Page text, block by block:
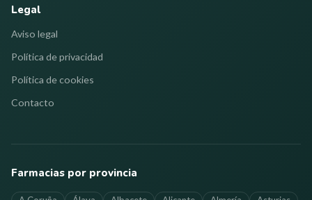
Legal
Aviso legal
Política de privacidad
Política de cookies
Contacto
Farmacias por provincia